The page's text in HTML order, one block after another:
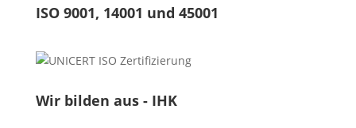
ISO 9001, 14001 und 45001
Wir bilden aus - IHK